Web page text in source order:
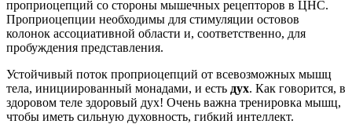
проприоцепций со стороны мышечных рецепторов в ЦНС.
Проприоцепции необходимы для стимуляции остовов
колонок ассоциативной области и, соответственно, для
пробуждения представления.
Устойчивый поток проприоцепций от всевозможных мышц
тела, инициированный монадами, и есть дух. Как говорится, в
здоровом теле здоровый дух! Очень важна тренировка мышц,
чтобы иметь сильную духовность, гибкий интеллект.